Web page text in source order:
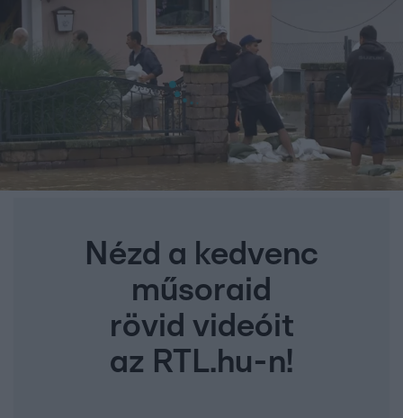
Nézd a kedvenc
műsoraid
rövid videóit
az RTL.hu-n!